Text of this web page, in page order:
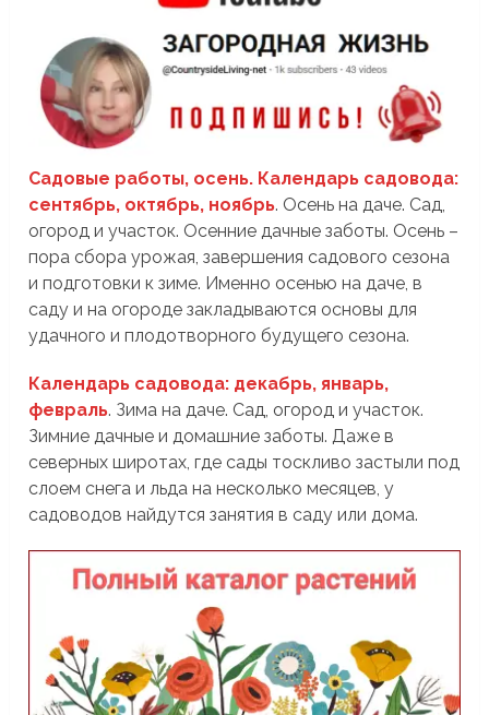
Садовые работы, осень. Календарь садовода:
сентябрь, октябрь, ноябрь. Осень на даче. Сад,
огород и участок. Осенние дачные заботы. Осень –
пора сбора урожая, завершения садового сезона
и подготовки к зиме. Именно осенью на даче, в
саду и на огороде закладываются основы для
удачного и плодотворного будущего сезона.
Календарь садовода: декабрь, январь,
февраль. Зима на даче. Сад, огород и участок.
Зимние дачные и домашние заботы. Даже в
северных широтах, где сады тоскливо застыли под
слоем снега и льда на несколько месяцев, у
садоводов найдутся занятия в саду или дома.